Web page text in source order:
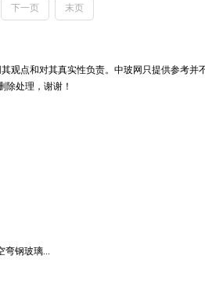
下一页 末页
观点和对其真实性负责。中玻网只提供参考
除处理，谢谢！
弯钢玻璃...